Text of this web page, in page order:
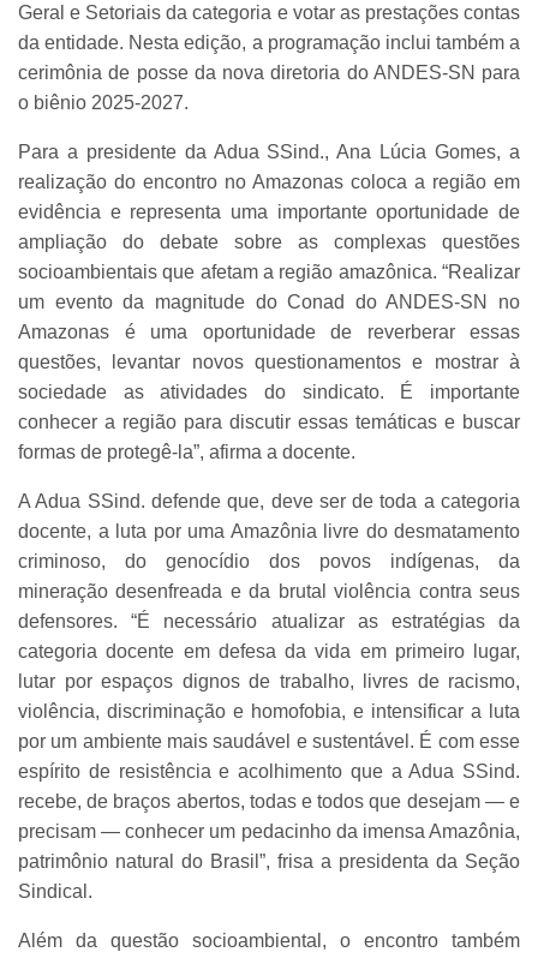
Geral e Setoriais da categoria e votar as prestações contas
da entidade. Nesta edição, a programação inclui também a
cerimônia de posse da nova diretoria do ANDES-SN para
o biênio 2025-2027.
Para a presidente da Adua SSind., Ana Lúcia Gomes, a
realização do encontro no Amazonas coloca a região em
evidência e representa uma importante oportunidade de
ampliação do debate sobre as complexas questões
socioambientais que afetam a região amazônica. “Realizar
um evento da magnitude do Conad do ANDES-SN no
Amazonas é uma oportunidade de reverberar essas
questões, levantar novos questionamentos e mostrar à
sociedade as atividades do sindicato. É importante
conhecer a região para discutir essas temáticas e buscar
formas de protegê-la”, afirma a docente.
A Adua SSind. defende que, deve ser de toda a categoria
docente, a luta por uma Amazônia livre do desmatamento
criminoso, do genocídio dos povos indígenas, da
mineração desenfreada e da brutal violência contra seus
defensores. “É necessário atualizar as estratégias da
categoria docente em defesa da vida em primeiro lugar,
lutar por espaços dignos de trabalho, livres de racismo,
violência, discriminação e homofobia, e intensificar a luta
por um ambiente mais saudável e sustentável. É com esse
espírito de resistência e acolhimento que a Adua SSind.
recebe, de braços abertos, todas e todos que desejam — e
precisam — conhecer um pedacinho da imensa Amazônia,
patrimônio natural do Brasil”, frisa a presidenta da Seção
Sindical.
Além da questão socioambiental, o encontro também